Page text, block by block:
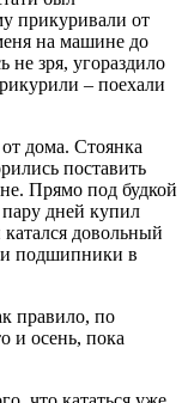
прикуривали от
на машине до
не зря, угораздило
– поехали
дома. Стоянка
поставить
Прямо под будкой
дней купил
довольный
и подшипники в
правило, по
и осень, пока